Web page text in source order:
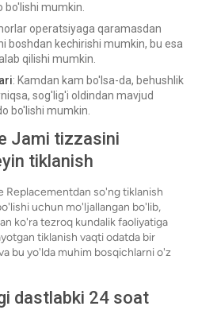
bo'lishi mumkin.
operatsiyaga qaramasdan
boshdan kechirishi mumkin, bu esa
qilishi mumkin.
: Kamdan kam bo'lsa-da, behushlik
sog'lig'i oldindan mavjud
bo'lishi mumkin.
Jami tizzasini
tiklanish
Replacementdan so'ng tiklanish
uchun mo'ljallangan bo'lib,
ko'ra tezroq kundalik faoliyatiga
tiklanish vaqti odatda bir
bu yo'lda muhim bosqichlarni o'z
dastlabki 24 soat